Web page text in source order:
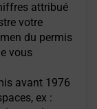
attribué
votre
du permis
vous
avant 1976
ex :